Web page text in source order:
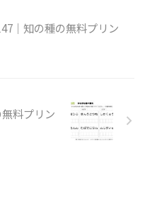
｜知の種の無料プリン
料プリン